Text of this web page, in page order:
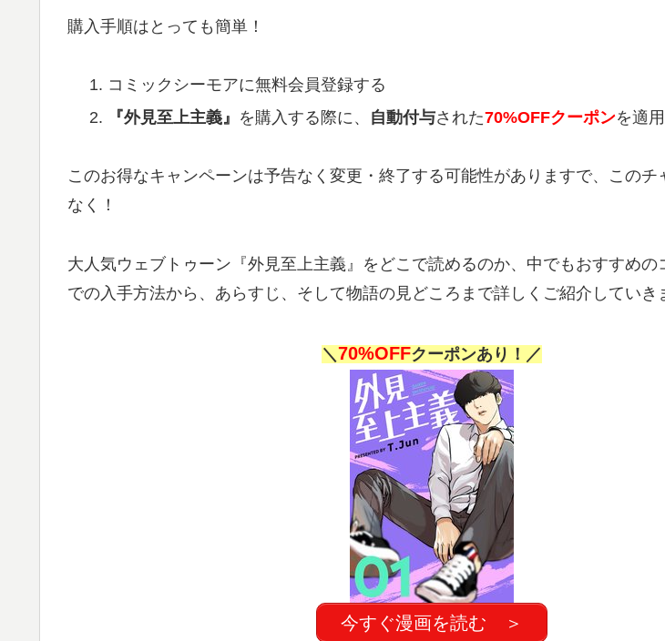
購入手順はとっても簡単！
コミックシーモアに無料会員登録する
『外見至上主義』 を購入する際に、 自動付与された70%OFFクーポンを適用
このお得なキャンペーンは予告なく変更・終了する可能性がありますで、このチ
なく！
大人気ウェブトゥーン『外見至上主義』をどこで読めるのか、中でもおすすめの
での入手方法から、あらすじ、そして物語の見どころまで詳しくご紹介していき
＼70%OFFクーポンあり！／
今すぐ漫画を読む ＞